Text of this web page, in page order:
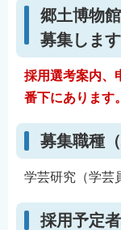
郷土博物
募集します
採用選考案内、
番下にあります。
募集職種
学芸研究（学芸
採用予定